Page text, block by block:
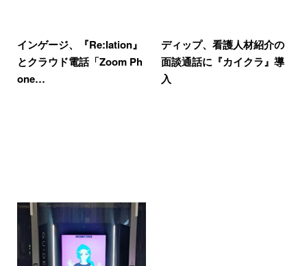
インゲージ、『Re:lation』
とクラウド電話「Zoom Ph
one…
ディップ、看護人材紹介の
面談通話に『カイクラ』導
入